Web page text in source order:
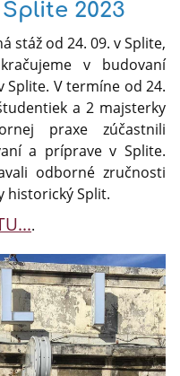
2023
stáž od 24. 09. v Splite,
v budovaní
V termíne od 24.
a 2 majsterky
praxe zúčastnili
a príprave v Splite.
odborné zručnosti
historický Split.
.